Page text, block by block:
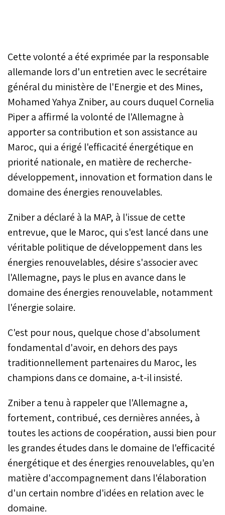
Cette volonté a été exprimée par la responsable
allemande lors d'un entretien avec le secrétaire
général du ministère de l'Energie et des Mines,
Mohamed Yahya Zniber, au cours duquel Cornelia
Piper a affirmé la volonté de l'Allemagne à
apporter sa contribution et son assistance au
Maroc, qui a érigé l'efficacité énergétique en
priorité nationale, en matière de recherche-
développement, innovation et formation dans le
domaine des énergies renouvelables.
Zniber a déclaré à la MAP, à l'issue de cette
entrevue, que le Maroc, qui s'est lancé dans une
véritable politique de développement dans les
énergies renouvelables, désire s'associer avec
l'Allemagne, pays le plus en avance dans le
domaine des énergies renouvelable, notamment
l'énergie solaire.
C'est pour nous, quelque chose d'absolument
fondamental d'avoir, en dehors des pays
traditionnellement partenaires du Maroc, les
champions dans ce domaine, a-t-il insisté.
Zniber a tenu à rappeler que l'Allemagne a,
fortement, contribué, ces dernières années, à
toutes les actions de coopération, aussi bien pour
les grandes études dans le domaine de l'efficacité
énergétique et des énergies renouvelables, qu'en
matière d'accompagnement dans l'élaboration
d'un certain nombre d'idées en relation avec le
domaine.